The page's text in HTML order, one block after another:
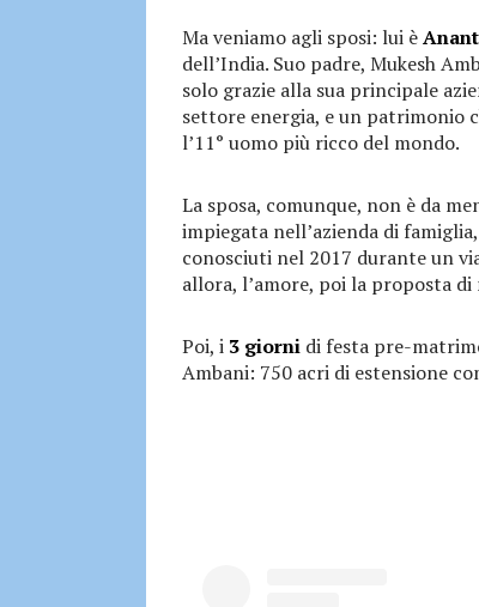
Ma veniamo agli sposi: lui è
dell’India. Suo padre, Mukesh
solo grazie alla sua principale
settore energia, e un patrimonio
l’11° uomo più ricco del mondo.
La sposa, comunque, non è da
impiegata nell’azienda di
conosciuti nel 2017 durante un
allora, l’amore, poi la proposta
Poi, i 3 giorni di festa pre-
Ambani: 750 acri di estensione